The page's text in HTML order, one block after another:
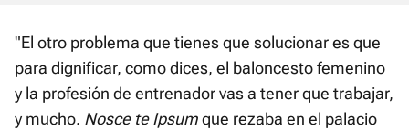
"El otro problema que tienes que solucionar es que
para dignificar, como dices, el baloncesto femenino
y la profesión de entrenador vas a tener que trabajar,
y mucho. Nosce te Ipsumque rezaba en el palacio